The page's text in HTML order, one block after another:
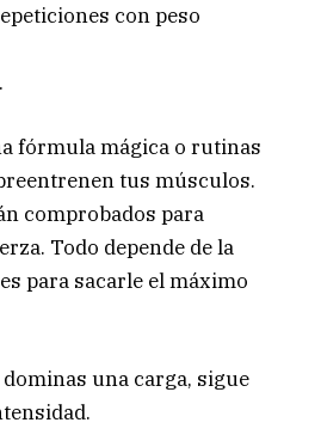
con peso
fórmula mágica o rutinas
tus músculos.
comprobados para
Todo depende de la
para sacarle el máximo
una carga, sigue